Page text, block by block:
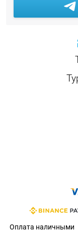
Оплата наличными